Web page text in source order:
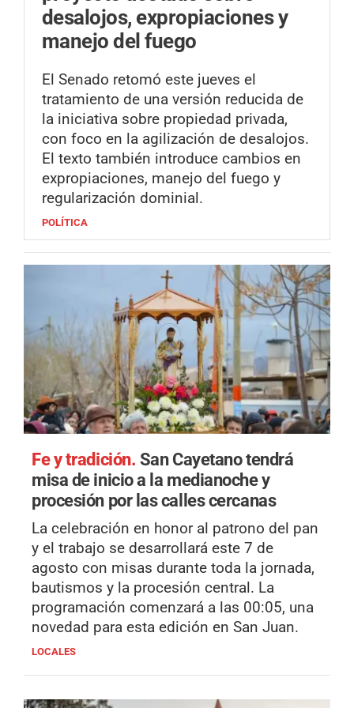
desalojos, expropiaciones y
manejo del fuego
El Senado retomó este jueves el
tratamiento de una versión reducida de
la iniciativa sobre propiedad privada,
con foco en la agilización de desalojos.
El texto también introduce cambios en
expropiaciones, manejo del fuego y
regularización dominial.
POLÍTICA
Fe y tradición. San Cayetano tendrá
misa de inicio a la medianoche y
procesión por las calles cercanas
La celebración en honor al patrono del pan
y el trabajo se desarrollará este 7 de
agosto con misas durante toda la jornada,
bautismos y la procesión central. La
programación comenzará a las 00:05, una
novedad para esta edición en San Juan.
LOCALES